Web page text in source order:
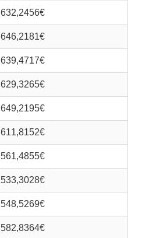
632,2456€
646,2181€
639,4717€
629,3265€
649,2195€
611,8152€
561,4855€
533,3028€
548,5269€
582,8364€